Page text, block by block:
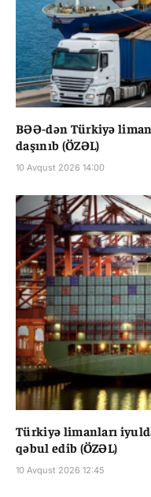
BƏƏ-dən Türkiyə
daşınıb (ÖZƏL)
10 Avqust 2026 14:00
Türkiyə limanları
qəbul edib (ÖZƏL)
10 Avqust 2026 12:45